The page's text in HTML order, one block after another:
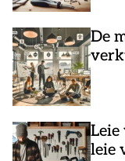
De
Leie
leie